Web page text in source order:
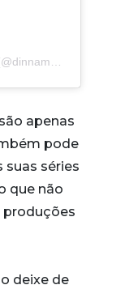
on
apenas
pode
suas séries
que não
produções
deixe de